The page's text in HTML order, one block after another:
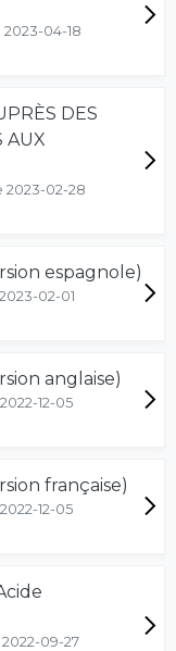
04-18
DES
AUX
2023-02-28
espagnole)
02-01
anglaise)
12-05
française)
12-05
09-27